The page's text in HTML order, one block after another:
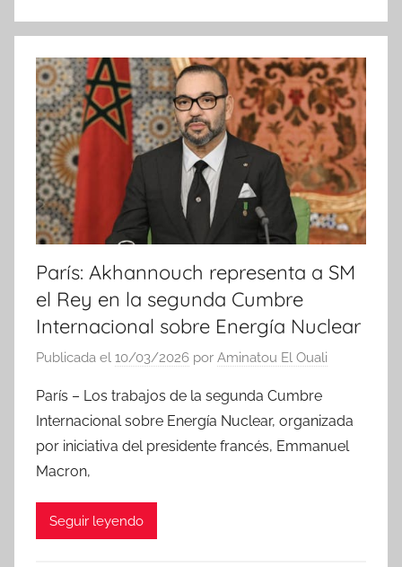
París: Akhannouch representa a SM
el Rey en la segunda Cumbre
Internacional sobre Energía Nuclear
Publicada el 10/03/2026 por Aminatou El Ouali
París – Los trabajos de la segunda Cumbre
Internacional sobre Energía Nuclear, organizada
por iniciativa del presidente francés, Emmanuel
Macron,
Seguir leyendo